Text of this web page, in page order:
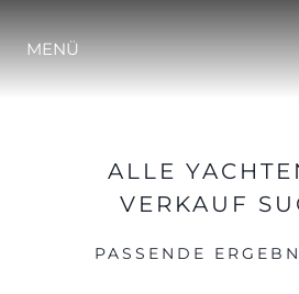
MENÜ
ALLE
VERKAUF
PASSENDE